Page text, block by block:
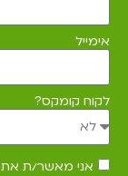
אימייל
לקוח קומקס?
אני מאשר/ת את